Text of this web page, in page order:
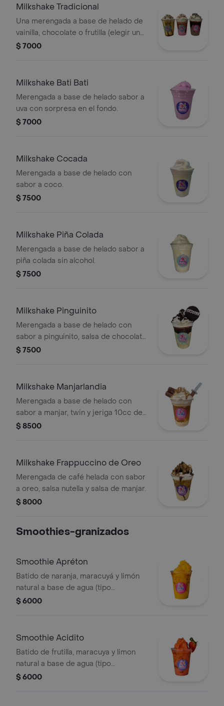
Milkshake Tradicional
Una merengada a base de helado de
vainilla, chocolate o frutilla (elegir un
sabor).
$ 7000
Milkshake Bati Bati
Merengada a base de helado sabor a
uva con sorpresa en el fondo.
$ 7000
Milkshake Cocada
Merengada a base de helado con
sabor a coco.
$ 7500
Milkshake Piña Colada
Merengada a base de helado sabor a
piña colada sin alcohol.
$ 7500
Milkshake Pinguinito
Merengada a base de helado con
sabor a pinguinito, salsa de chocolate
y chantilly.
$ 7500
Milkshake Manjarlandia
Merengada a base de helado con
sabor a manjar, twin y jeriga 10cc de
manjar.
$ 8500
Milkshake Frappuccino de Oreo
Merengada de café helada con sabor
a oreo, salsa nutella y salsa de manjar.
$ 8000
Smoothies-granizados
Smoothie Apréton
Batido de naranja, maracuyá y limón
natural a base de agua (tipo
granizado).
$ 6000
Smoothie Acidito
Batido de frutilla, maracuya y limon
natural a base de agua (tipo
granizado).
$ 6000